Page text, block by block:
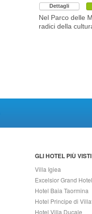
Dettagli
Nel Parco delle
radici della
GLI HOTEL PIÙ VISTI
Villa Igiea
Excelsior Grand Hotel
Hotel Baia Taormina
Hotel Principe di
Hotel Villa Ducale